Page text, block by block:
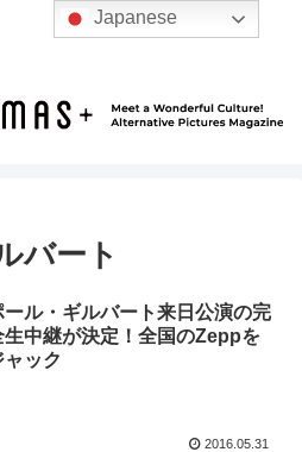
バート
ール・ギルバート来日公演の完
生中継が決定！全国のZeppを
ャック
2016.05.31
Japanese